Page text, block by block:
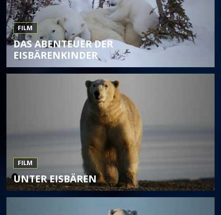
FILM
DAS ABENTEUER DER
EISBÄRENKINDER
FILM
UNTER EISBÄREN